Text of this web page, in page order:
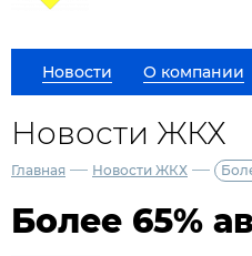
Новости О компании
Новости ЖКХ
Главная — Новости ЖКХ —
Более 65%